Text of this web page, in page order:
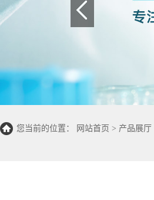
您当前的位置： 网站首页 > 产品展厅